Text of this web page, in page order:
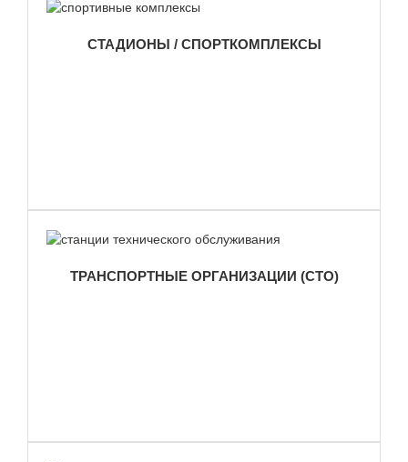
СТАДИОНЫ / СПОРТКОМПЛЕКСЫ
ТРАНСПОРТНЫЕ ОРГАНИЗАЦИИ (СТО)